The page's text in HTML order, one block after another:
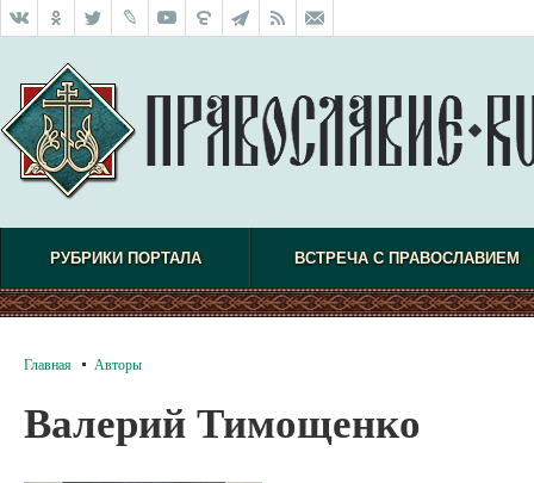
РУБРИКИ ПОРТАЛА ВСТРЕЧА С ПРАВОСЛАВИЕМ
Главная Авторы
Валерий Тимощенко